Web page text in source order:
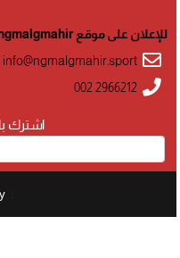
اشترك
للإعلان على موقع ngmalgmahir
info@ngmalgmahir.sport
002 2966212